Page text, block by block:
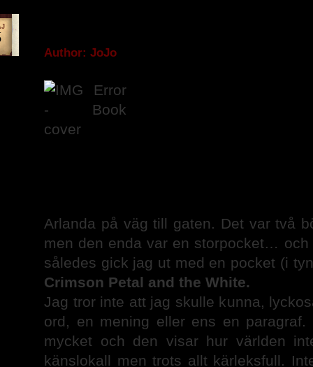
Author: JoJo
Arlanda på väg till gaten. Det var två
men den enda var en storpocket…
således gick jag ut med en pocket (i
Crimson Petal and the White.
Jag tror inte att jag skulle kunna,
ord, en mening eller ens en
mycket och den visar hur världen
känslokall men trots allt kärleksfull.